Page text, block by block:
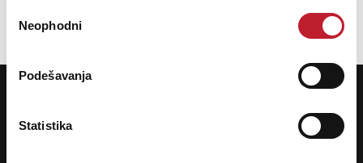
сагласности
Neophodni
Podešavanja
Statistika
POTREBNA VAM JE POMOĆ? POZOVITE NAS!